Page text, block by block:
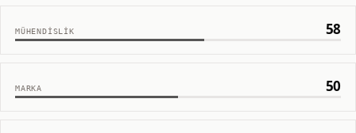
MÜHENDISLIK 58
MARKA 50